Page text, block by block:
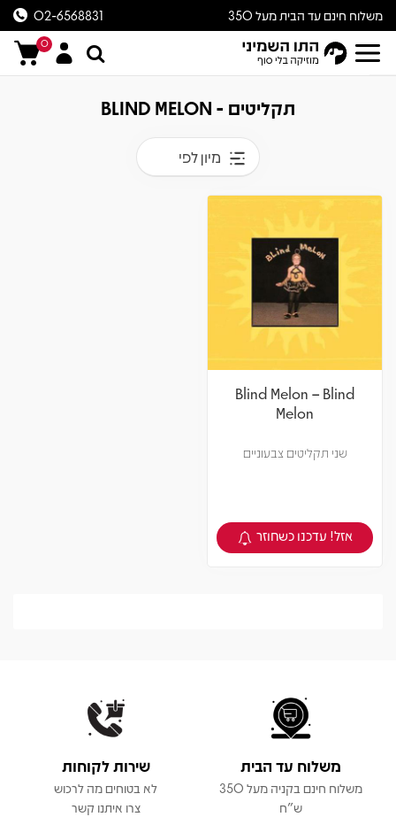
משלוח חינם עד הבית מעל 350
ש״ח
02-6568831
0
תקליטים - BLIND MELON
מיון לפי
Blind Melon – Blind
Melon
שני תקליטים צבעוניים
צפיה במוצר
אזל! עדכנו כשחוזר
משלוח עד הבית
משלוח חינם בקניה מעל 350
ש"ח
שירות לקוחות
לא בטוחים מה לרכוש
צרו איתנו קשר